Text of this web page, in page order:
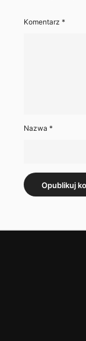
Komentarz *
Nazwa *